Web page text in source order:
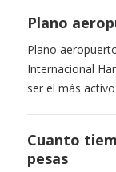
Plano
Plano
Internacional
ser el más
Cuanto
pesas